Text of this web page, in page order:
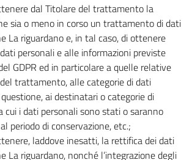
dal Titolare del trattamento la
sia o meno in corso un trattamento di dati
La riguardano e, in tal caso, di ottenere
dati personali e alle informazioni previste
GDPR ed in particolare a quelle relative
trattamento, alle categorie di dati
ai destinatari o categorie di
cui i dati personali sono stati o saranno
periodo di conservazione, etc.;
laddove inesatti, la rettifica dei dati
La riguardano, nonché l’integrazione degli